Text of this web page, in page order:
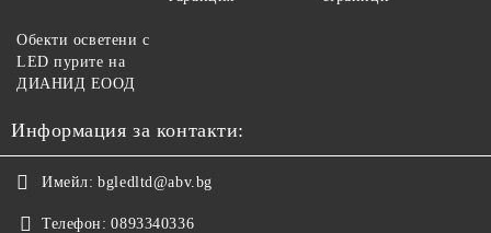
Обекти осветени с
LED пурите на
ДИАНИД ЕООД
Информация за контакти:
Имейл: bgledltd@abv.bg
Телефон: 0893340336